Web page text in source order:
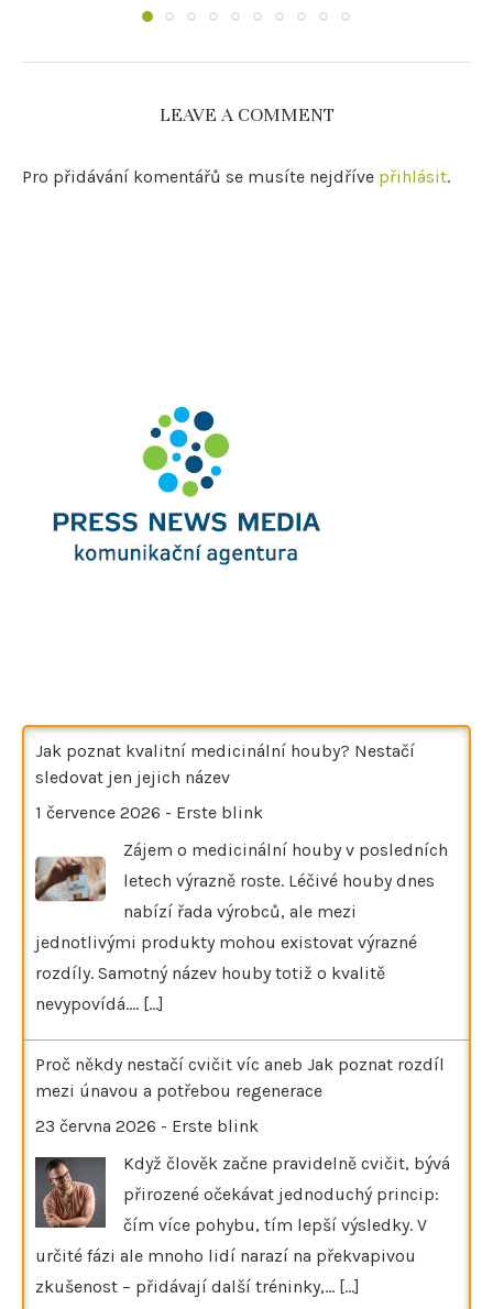
LEAVE A COMMENT
Pro přidávání komentářů se musíte nejdříve přihlásit.
Jak poznat kvalitní medicinální houby? Nestačí
sledovat jen jejich název
1 července 2026 - Erste blink
Zájem o medicinální houby v posledních
letech výrazně roste. Léčivé houby dnes
nabízí řada výrobců, ale mezi
jednotlivými produkty mohou existovat výrazné
rozdíly. Samotný název houby totiž o kvalitě
nevypovídá.… [...]
Proč někdy nestačí cvičit víc aneb Jak poznat rozdíl
mezi únavou a potřebou regenerace
23 června 2026 - Erste blink
Když člověk začne pravidelně cvičit, bývá
přirozené očekávat jednoduchý princip:
čím více pohybu, tím lepší výsledky. V
určité fázi ale mnoho lidí narazí na překvapivou
zkušenost – přidávají další tréninky,… [...]